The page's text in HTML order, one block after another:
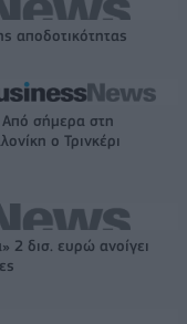
αποδοτικότητας
σήμερα στη
ο Τρινκέρι
2 δισ. ευρώ ανοίγει